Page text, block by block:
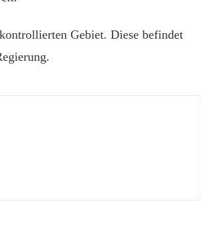
Gebiet. Diese befindet